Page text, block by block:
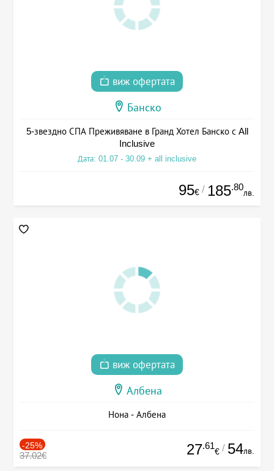
виж офертата
Банско
5-звездно СПА Преживяване в Гранд Хотел Банско с All
Inclusive
Дата: 01.07 - 30.09 + all inclusive
95€ / 185.80
лв.
виж офертата
Албена
Нона - Албена
-25%
37.02€ 27.61
€ / 54лв.